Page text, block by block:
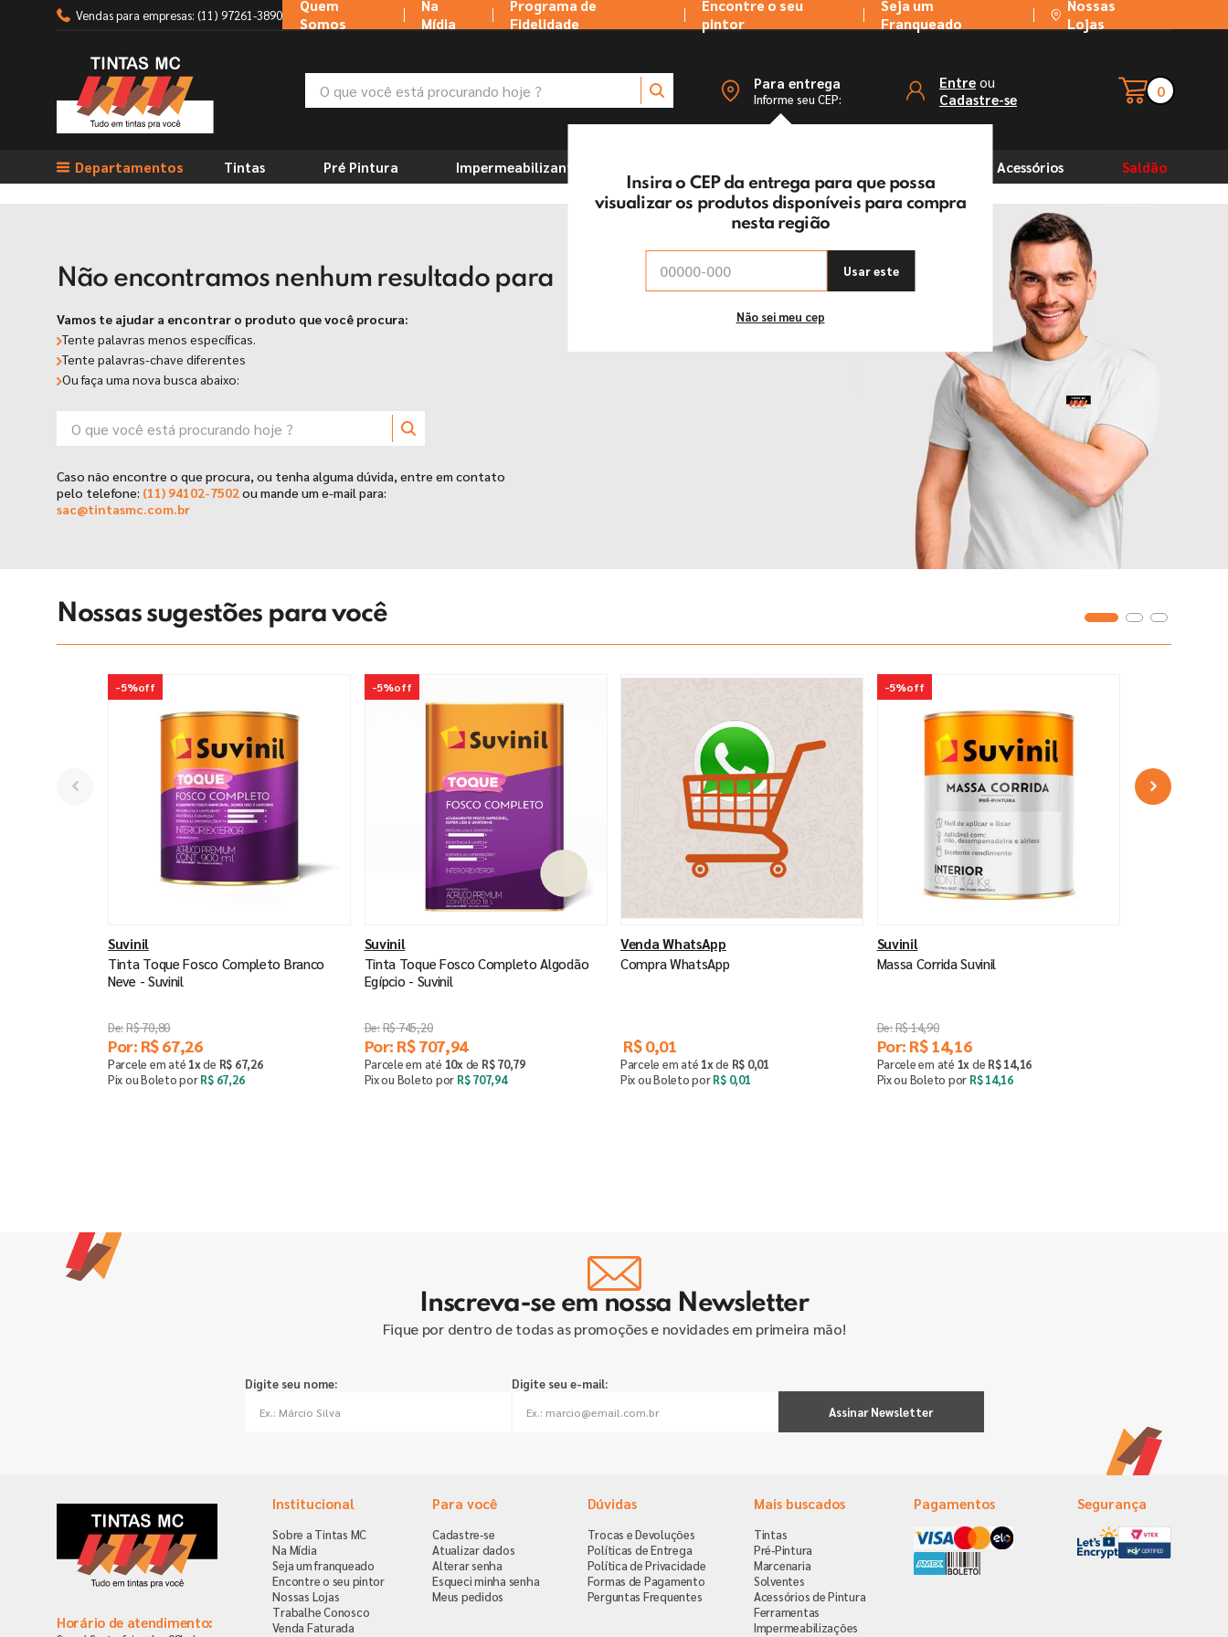
Vendas para empresas: (11) 97261-3890
Quem
Somos
Na
Mídia
Programa de
Fidelidade
Encontre o seu
pintor
Seja um
Franqueado
Nossas
Lojas
Para entrega
Informe seu CEP:
Insira o CEP da entrega para que possa
visualizar os produtos disponíveis para compra
nesta região
Usar este
Não sei meu cep
Entre ou
Cadastre-se 0
Departamentos Tintas Pré Pintura Impermeabilizantes Acessórios Saldão
Não encontramos nenhum resultado para
Vamos te ajudar a encontrar o produto que você procura:
Tente palavras menos específicas.
Tente palavras-chave diferentes
Ou faça uma nova busca abaixo:
Caso não encontre o que procura, ou tenha alguma dúvida, entre em contato
pelo telefone: (11) 94102-7502ou mande um e-mail para:
sac@tintasmc.com.br
Nossas sugestões para você
-5%off
Suvinil
Tinta Toque Fosco Completo Branco
Neve - Suvinil
R$70,80
Por: R$67,26
Parcele em até 1xde R$ 67,26
Pix ou Boleto porR$ 67,26
-5%off
Suvinil
Tinta Toque Fosco Completo Algodão
Egípcio - Suvinil
R$745,20
Por: R$ 707,94
Parcele em até 10xde R$ 70,79
Pix ou Boleto por R$ 707,94
Venda WhatsApp
Compra WhatsApp
R$ 0,01
Parcele em até 1xde R$ 0,01
Pix ou Boleto porR$ 0,01
-5%off
Suvinil
Massa Corrida Suvinil
R$14,90
Por: R$ 14,16
Parcele em até 1xde R$ 14,16
Pix ou Boleto por R$ 14,16
Inscreva-se em nossa Newsletter
Fique por dentro de todas as promoções e novidades em primeira mão!
Digite seu nome:
Digite seu e-mail:
Assinar Newsletter
Horário de atendimento:
Institucional
Sobre a Tintas MC
Na Mídia
Seja um franqueado
Encontre o seu pintor
Nossas Lojas
Trabalhe Conosco
Venda Faturada
Para você
Cadastre-se
Atualizar dados
Alterar senha
Esqueci minha senha
Meus pedidos
Dúvidas
Trocas e Devoluções
Políticas de Entrega
Política de Privacidade
Formas de Pagamento
Perguntas Frequentes
Mais buscados
Tintas
Pré-Pintura
Marcenaria
Solventes
Acessórios de Pintura
Ferramentas
Impermeabilizações
Pagamentos Segurança
TERMOS MAIS BUSCADOS
1º tinta suvinil
6º tinta
7º tinta acrilica
8º esmalte
9 tinta piso